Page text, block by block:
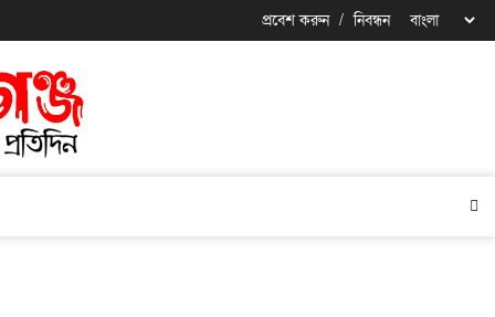
প্রবেশ করুন / নিবন্ধন